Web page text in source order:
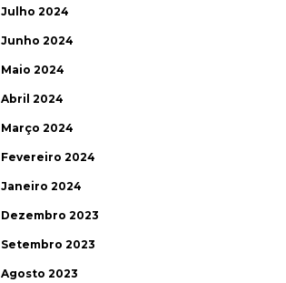
Julho 2024
Junho 2024
Maio 2024
Abril 2024
Março 2024
Fevereiro 2024
Janeiro 2024
Dezembro 2023
Setembro 2023
Agosto 2023